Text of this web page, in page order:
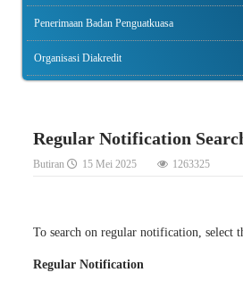
Penerimaan Badan Penguatkuasa
Organisasi Diakredit
Regular Notification
Butiran 15 Mei 2025 1263325
To search on regular notification, select
Regular Notification